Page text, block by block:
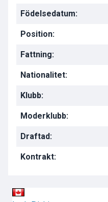
Födelsedatum:
Position:
Fattning:
Nationalitet:
Klubb:
Moderklubb:
Draftad:
Kontrakt: